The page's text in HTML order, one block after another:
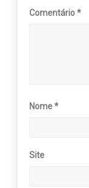
Comentário*
Nome*
Site